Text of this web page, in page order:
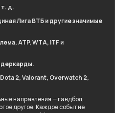
д.
Лига ВТБ и другие значимые
ATP, WTA, ITF и
2, Valorant, Overwatch 2,
направления — гандбол,
другое. Каждое событие